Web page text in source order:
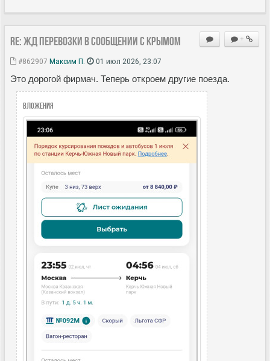
+
Re: ЖД перевозки в сообщении с Крымом
#862907 Максим П. 01 июл 2026, 23:07
Это дорогой фирмач. Теперь откроем другие поезда.
Вложения